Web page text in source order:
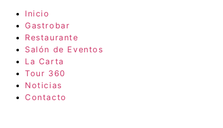
Inicio
Gastrobar
Restaurante
Salón de Eventos
La Carta
Tour 360
Noticias
Contacto